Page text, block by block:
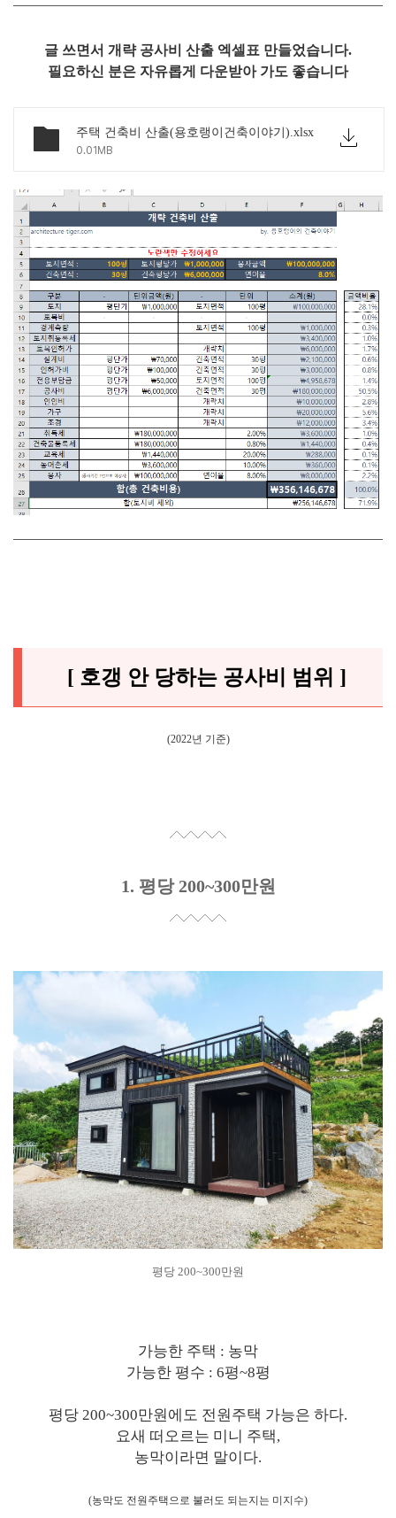
글 쓰면서 개략 공사비 산출 엑셀표 만들었습니다.
필요하신 분은 자유롭게 다운받아 가도 좋습니다
주택 건축비 산출(용호랭이건축이야기).xlsx
0.01MB
[ 호갱 안 당하는 공사비 범위 ]
(2022년 기준)
1. 평당 200~300만원
평당 200~300만원
가능한 주택 : 농막
가능한 평수 : 6평~8평
평당 200~300만원에도 전원주택 가능은 하다.
요새 떠오르는 미니 주택,
농막이라면 말이다.
(농막도 전원주택으로 불러도 되는지는 미지수)